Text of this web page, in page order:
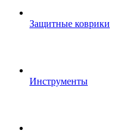
Защитные коврики
Инструменты